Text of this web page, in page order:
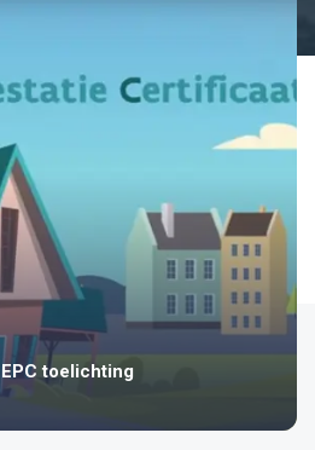
toelichting